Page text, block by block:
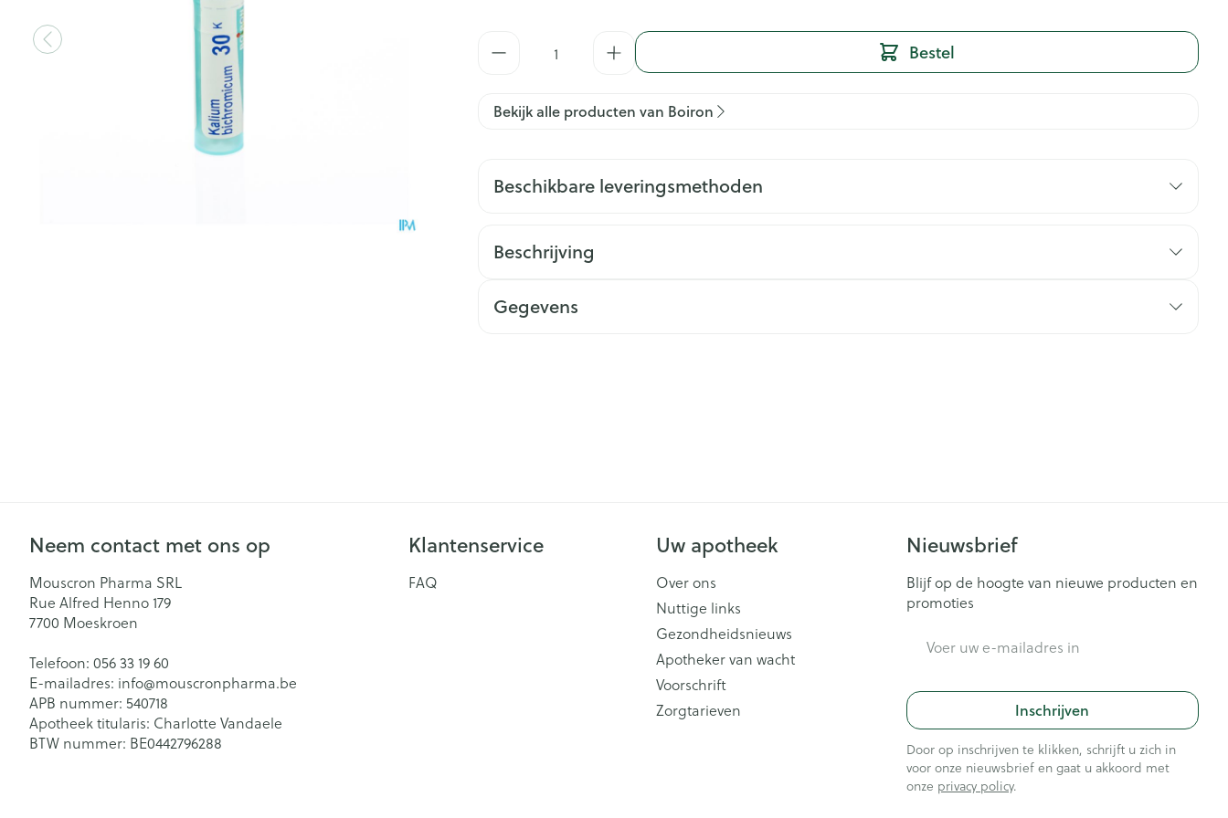
Bestel
Bekijk alle producten van Boiron
Beschikbare leveringsmethoden
Beschrijving
Gegevens
Neem contact met ons op
Mouscron Pharma SRL
Rue Alfred Henno 179
7700 Moeskroen
Telefoon: 056 33 19 60
E-mailadres: info@mouscronpharma.be
APB nummer: 540718
Apotheek titularis: Charlotte Vandaele
BTW nummer: BE0442796288
Klantenservice
FAQ
Uw apotheek
Over ons
Nuttige links
Gezondheidsnieuws
Apotheker van wacht
Voorschrift
Zorgtarieven
Nieuwsbrief
Blijf op de hoogte van nieuwe producten en
promoties
Inschrijven
Door op inschrijven te klikken, schrijft u zich in
voor onze nieuwsbrief en gaat u akkoord met
onze privacy policy.